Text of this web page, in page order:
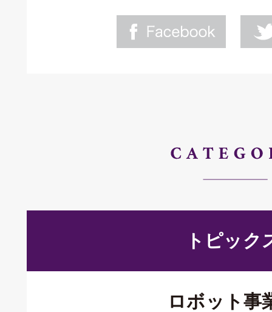
トピック
ロボット事